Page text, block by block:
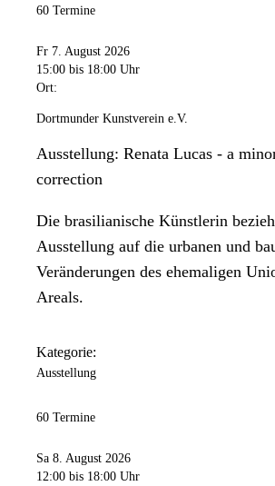
60 Termine
Fr 7. August 2026
15:00 bis 18:00 Uhr
Ort:
Dortmunder Kunstverein e.V.
Ausstellung: Renata Lucas - a
correction
Die brasilianische Künstlerin
Ausstellung auf die urbanen und
Veränderungen des ehemaligen
Areals.
Kategorie:
Ausstellung
60 Termine
Sa 8. August 2026
12:00 bis 18:00 Uhr